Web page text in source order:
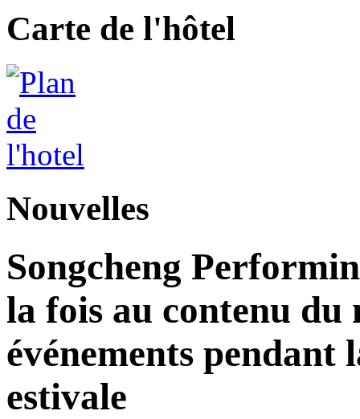
Carte de l'hôtel
Nouvelles
Songcheng
la fois au contenu du
événements pendant
estivale